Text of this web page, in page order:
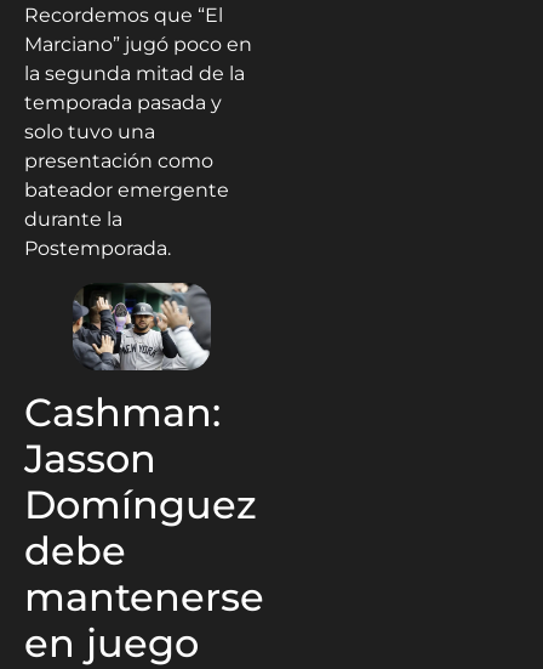
Recordemos que “El
Marciano” jugó poco en
la segunda mitad de la
temporada pasada y
solo tuvo una
presentación como
bateador emergente
durante la
Postemporada.
Cashman:
Jasson
Domínguez
debe
mantenerse
en juego